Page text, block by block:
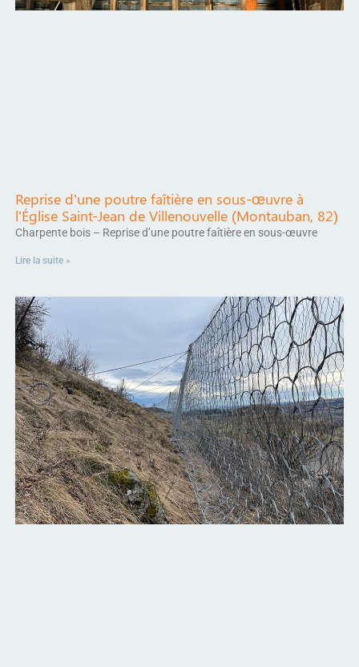
Reprise d’une poutre faîtière en sous-œuvre à
l’Église Saint-Jean de Villenouvelle (Montauban, 82)
Charpente bois – Reprise d’une poutre faîtière en sous-œuvre
Lire la suite »